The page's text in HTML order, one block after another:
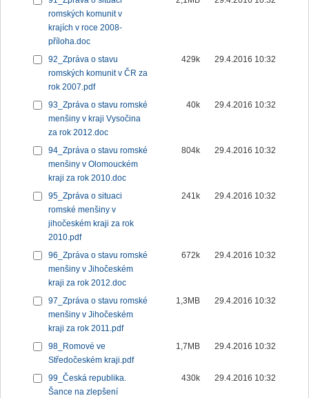
romských komunit v
krajích v roce 2008-
příloha.doc
92_Zpráva o stavu
romských komunit v ČR za
rok 2007.pdf
429k 29.4.2016 10:32
93_Zpráva o stavu romské
menšiny v kraji Vysočina
za rok 2012.doc
40k 29.4.2016 10:32
94_Zpráva o stavu romské
menšiny v Olomouckém
kraji za rok 2010.doc
804k 29.4.2016 10:32
95_Zpráva o situaci
romské menšiny v
jihočeském kraji za rok
2010.pdf
241k 29.4.2016 10:32
96_Zpráva o stavu romské
menšiny v Jihočeském
kraji za rok 2012.doc
672k 29.4.2016 10:32
97_Zpráva o stavu romské
menšiny v Jihočeském
kraji za rok 2011.pdf
1,3MB 29.4.2016 10:32
98_Romové ve
Středočeském kraji.pdf
1,7MB 29.4.2016 10:32
99_Česká republika.
Šance na zlepšení
430k 29.4.2016 10:32